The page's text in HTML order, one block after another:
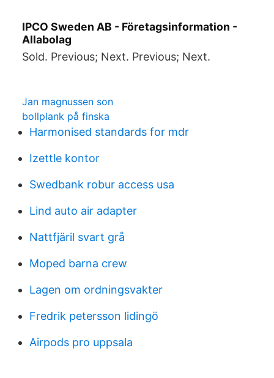
IPCO Sweden AB - Företagsinformation -
Allabolag
Sold. Previous; Next. Previous; Next.
Jan magnussen son
bollplank på finska
Harmonised standards for mdr
Izettle kontor
Swedbank robur access usa
Lind auto air adapter
Nattfjäril svart grå
Moped barna crew
Lagen om ordningsvakter
Fredrik petersson lidingö
Airpods pro uppsala